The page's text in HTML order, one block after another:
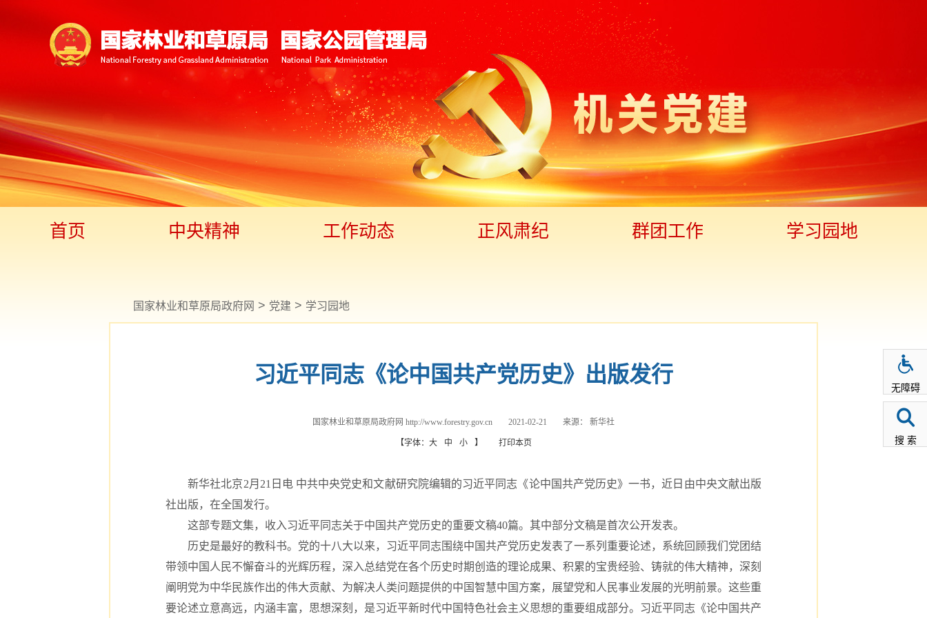
首页 中央精神 工作动态 正风肃纪 群团工作 学习园地
国家林业和草原局政府网 > 党建 > 学习园地
习近平同志《论中国共产党历史》出版发行
国家林业和草原局政府网 http://www.forestry.gov.cn 2021-02-21 来源： 新华社
【字体： 大 中 小 】 打印本页
新华社北京2月21日电 中共中央党史和文献研究院编辑的习近平同志《论中国共产党历史》一书，近日由中央文献出版
社出版，在全国发行。
这部专题文集，收入习近平同志关于中国共产党历史的重要文稿40篇。其中部分文稿是首次公开发表。
历史是最好的教科书。党的十八大以来，习近平同志围绕中国共产党历史发表了一系列重要论述，系统回顾我们党团结
带领中国人民不懈奋斗的光辉历程，深入总结党在各个历史时期创造的理论成果、积累的宝贵经验、铸就的伟大精神，深刻
阐明党为中华民族作出的伟大贡献、为解决人类问题提供的中国智慧中国方案，展望党和人民事业发展的光明前景。这些重
要论述立意高远，内涵丰富，思想深刻，是习近平新时代中国特色社会主义思想的重要组成部分。习近平同志《论中国共产
无障碍
搜 索